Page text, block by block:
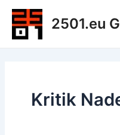
Zum
Inhalt
springen
2501.eu
Kritik